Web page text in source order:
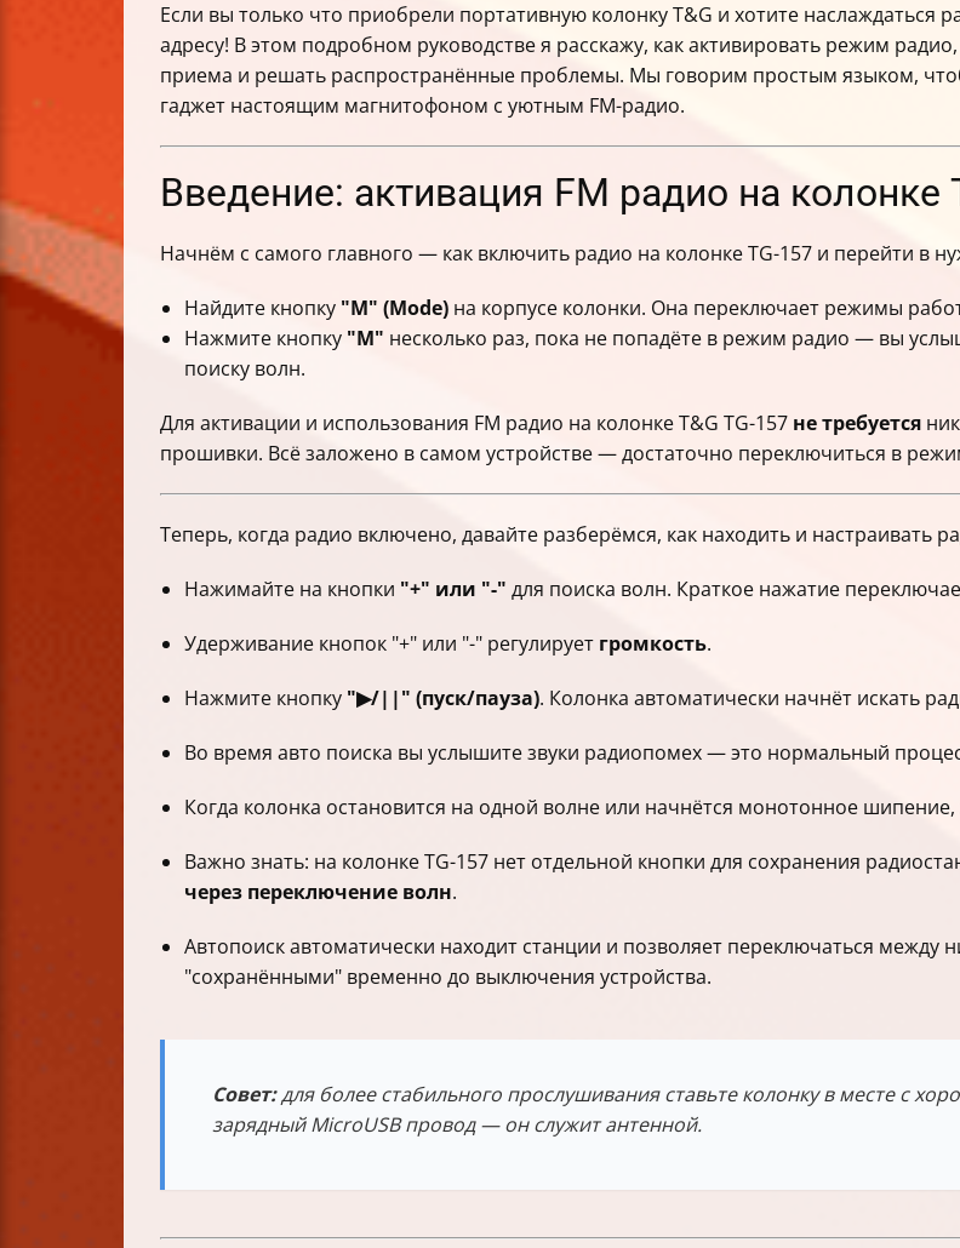
Если вы только что приобрели портативную колонку T&G и хотите наслаждаться
адресу! В этом подробном руководстве я расскажу, как активировать режим
приема и решать распространённые проблемы. Мы говорим простым языком,
гаджет настоящим магнитофоном с уютным FM-радио.
Введение: активация FM радио на колонке
Начнём с самого главного — как включить радио на колонке TG-157 и перейти в
Найдите кнопку "М" (Mode) на корпусе колонки. Она переключает режимы
Нажмите кнопку "М" несколько раз, пока не попадёте в режим радио — вы
поиску волн.
Для активации и использования FM радио на колонке T&G TG-157 не требуется
прошивки. Всё заложено в самом устройстве — достаточно переключиться в
Теперь, когда радио включено, давайте разберёмся, как находить и настраивать
Нажимайте на кнопки "+" или "-" для поиска волн. Краткое нажатие
Удерживание кнопок "+" или "-" регулирует громкость.
Нажмите кнопку "▶/||" (пуск/пауза). Колонка автоматически начнёт искать
Во время авто поиска вы услышите звуки радиопомех — это нормальный
Когда колонка остановится на одной волне или начнётся монотонное
Важно знать: на колонке TG-157 нет отдельной кнопки для сохранения
через переключение волн.
Автопоиск автоматически находит станции и позволяет переключаться
"сохранёнными" временно до выключения устройства.
Совет:для более стабильного прослушивания ставьте колонку в месте с
зарядный MicroUSB провод — он служит антенной.